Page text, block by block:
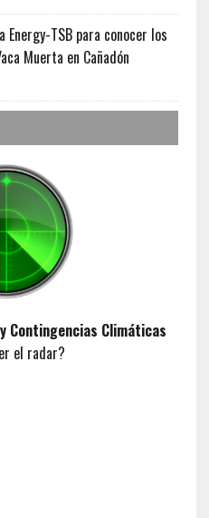
Energy-TSB para conocer los
Muerta en Cañadón
Contingencias Climáticas
el radar?